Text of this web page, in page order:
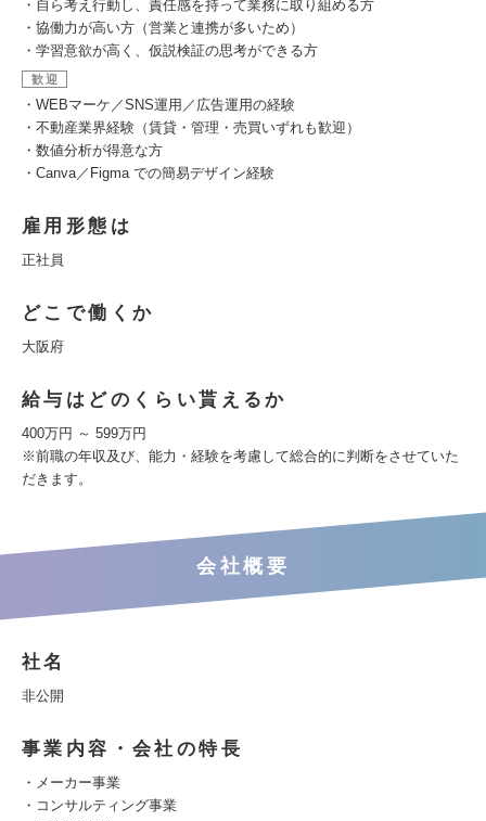
・自ら考え行動し、責任感を持って業務に取り組める方
・協働力が高い方（営業と連携が多いため）
・学習意欲が高く、仮説検証の思考ができる方
歓迎
・WEBマーケ／SNS運用／広告運用の経験
・不動産業界経験（賃貸・管理・売買いずれも歓迎）
・数値分析が得意な方
・Canva／Figma での簡易デザイン経験
雇用形態は
正社員
どこで働くか
大阪府
給与はどのくらい貰えるか
400万円 ～ 599万円
※前職の年収及び、能力・経験を考慮して総合的に判断をさせていた
だきます。
会社概要
社名
非公開
事業内容・会社の特長
・メーカー事業
・コンサルティング事業